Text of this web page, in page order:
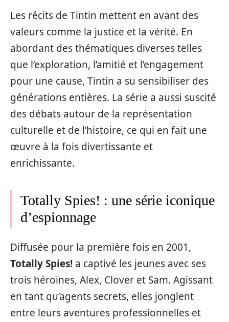
Les récits de Tintin mettent en avant des
valeurs comme la justice et la vérité. En
abordant des thématiques diverses telles
que l’exploration, l’amitié et l’engagement
pour une cause, Tintin a su sensibiliser des
générations entières. La série a aussi suscité
des débats autour de la représentation
culturelle et de l’histoire, ce qui en fait une
œuvre à la fois divertissante et
enrichissante.
Totally Spies! : une série iconique
d’espionnage
Diffusée pour la première fois en 2001,
Totally Spies! a captivé les jeunes avec ses
trois héroïnes, Alex, Clover et Sam. Agissant
en tant qu’agents secrets, elles jonglent
entre leurs aventures professionnelles et